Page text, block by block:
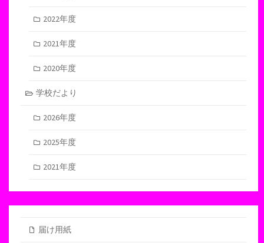
2022年度
2021年度
2020年度
学校だより
2026年度
2025年度
2021年度
届け用紙